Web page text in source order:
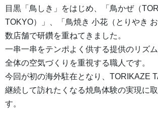
目黒「鳥しき」をはじめ、「鳥かぜ（
TOKYO）」、「鳥焼き 小花（とりやき
数店舗で研鑽を重ねてきました。
一串一串をテンポよく供する提供のリズ
全体の空気づくりを重視する職人です。
今回が初の海外駐在となり、TORIKAZE
継続して訪れたくなる焼鳥体験の実現に
す。